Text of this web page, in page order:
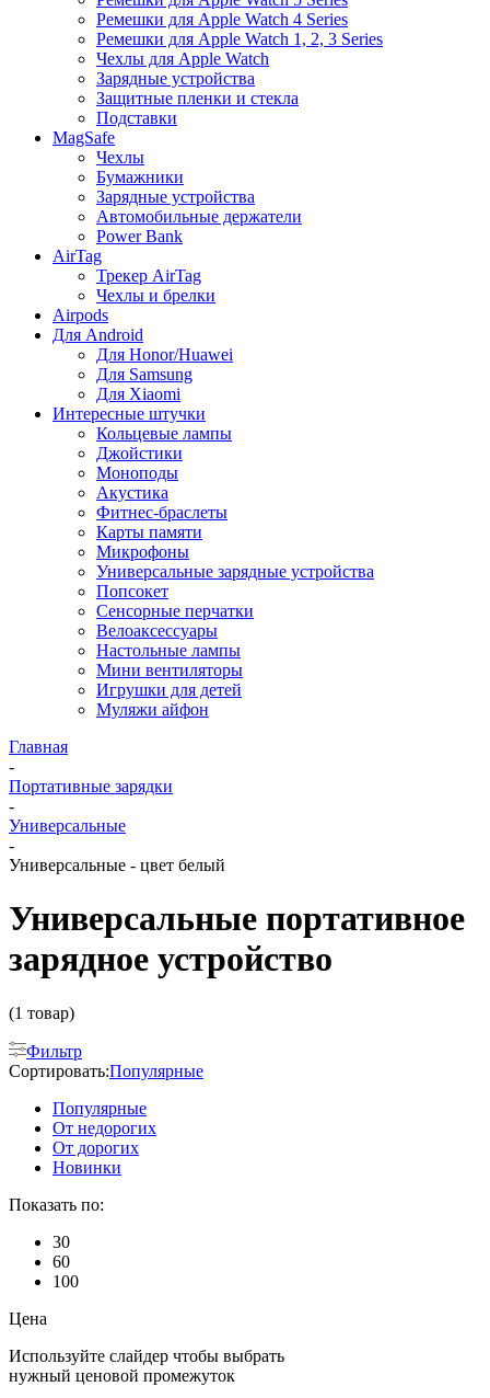
Ремешки для Apple Watch 4 Series
Ремешки для Apple Watch 1, 2, 3 Series
Чехлы для Apple Watch
Зарядные устройства
Защитные пленки и стекла
Подставки
MagSafe
Чехлы
Бумажники
Зарядные устройства
Автомобильные держатели
Power Bank
AirTag
Трекер AirTag
Чехлы и брелки
Airpods
Для Android
Для Honor/Huawei
Для Samsung
Для Xiaomi
Интересные штучки
Кольцевые лампы
Джойстики
Моноподы
Акустика
Фитнес-браслеты
Карты памяти
Микрофоны
Универсальные зарядные устройства
Попсокет
Сенсорные перчатки
Велоаксессуары
Настольные лампы
Мини вентиляторы
Игрушки для детей
Муляжи айфон
Главная
-
Портативные зарядки
-
Универсальные
-
Универсальные - цвет белый
Универсальные портативное
зарядное устройство
(1 товар)
Фильтр
Сортировать:Популярные
Популярные
От недорогих
От дорогих
Новинки
Показать по:
30
60
100
Цена
Используйте слайдер чтобы выбрать
нужный ценовой промежуток